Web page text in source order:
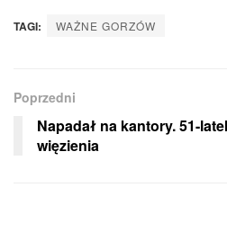
TAGI: WAŻNE GORZÓW
Poprzedni
Napadał na kantory. 51-
więzienia